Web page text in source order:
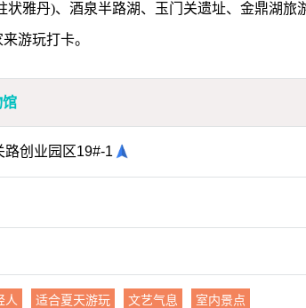
雅丹)、酒泉半路湖、玉门关遗址、金鼎湖旅
游玩打卡。
馆
路创业园区19#-1
人 适合夏天游玩 文艺气息 室内景点